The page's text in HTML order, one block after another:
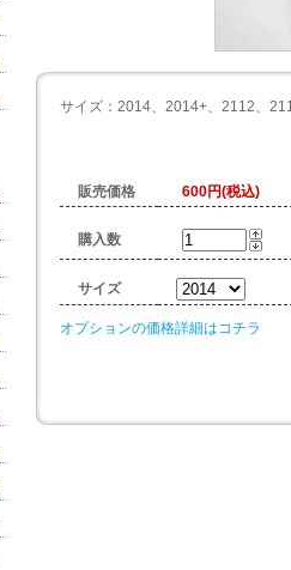
サイズ：2014、2014+、2112、
販売価格 600円(税込)
購入数
サイズ
オプションの価格詳細はコチラ